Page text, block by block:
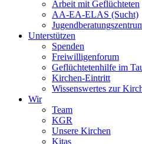
Arbeit mit Geflüchteten
AA-EA-ELAS (Sucht)
Unterstützen
Spenden
Freiwilligenforum
Geflüchtetenhilfe im
Kirchen-Eintritt
Wissenswertes zur
Wir
Team
KGR
Unsere Kirchen
Kitas